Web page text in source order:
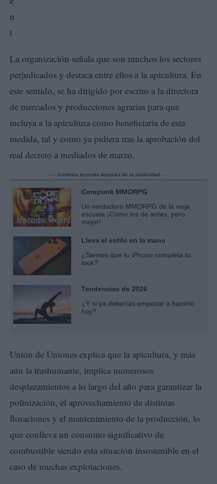
La organización señala que son muchos los sectores
perjudicados y destaca entre ellos a la apicultura. En
este sentido, se ha dirigido por escrito a la directora
de mercados y producciones agrarias para que
incluya a la apicultura como beneficiaria de esta
medida, tal y como ya pidiera tras la aprobación del
real decreto a mediados de marzo.
- - - Continúa leyendo después de la publicidad - - -
Corepunk MMORPG
Un verdadero MMORPG de la vieja
escuela ¡Cómo los de antes, pero
mejor!
Lleva el estilo en la mano
¿Sientes que tu iPhone completa tu
look?
Tendencias de 2026
¿Y si ya deberías empezar a hacerlo
hoy?
Unión de Uniones explica que la apicultura, y más
aún la trashumante, implica numerosos
desplazamientos a lo largo del año para garantizar la
polinización, el aprovechamiento de distintas
floraciones y el mantenimiento de la producción, lo
que conlleva un consumo significativo de
combustible siendo esta situación insostenible en el
caso de muchas explotaciones.